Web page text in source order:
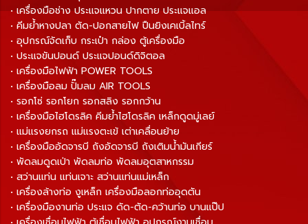
• เครื่องมือช่าง ประแจแหวน ปากตาย ประแจแอล
• คีมย้ำหางปลา ตัด-ปอกสายไฟ ปืนยิงเคเบิ้ลไทร์
• อุปกรณ์จัดเก็บ กระเป๋า กล่อง ตู้เครื่องมือ
• ประแจขันปอนด์ ประแจปอนด์ดิจิตอล
• เครื่องมือไฟฟ้า POWER TOOLS
• เครื่องมือลม ปั๊มลม AIR TOOLS
• รอกโซ่ รอกโยก รอกสลิง รอกกว้าน
• เครื่องมือไฮโดรลิค คีมย้ำไฮโดรลิค เหล็กดูดมู่เลย์
• แม่แรงยกรถ แม่แรงตะเข้ เต่าเคลื่อนย้าย
• เครื่องมืออัดจารบี ถังอัดจารบี ถังเติมน้ำมันเกียร์
• พัดลมดูดเป่า พัดลมท่อ พัดลมอุตสาหกรรม
• สว่านแท่น แท่นเจาะ สว่านแท่นแม่เหล็ก
• เครื่องล้างท่อ งูเหล็ก เครื่องมือลอกท่ออุดตัน
• เครื่องมืองานท่อ ประแจ ดัด-ตัด-คว้านท่อ บานแป๊ป